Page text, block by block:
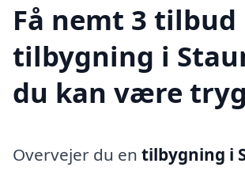
Få nemt 3 tilbud
tilbygning i
du kan være
Overvejer du en tilbygning i